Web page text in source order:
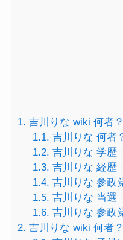
1. 吉川りな wiki 何者
1.1. 吉川りな 何者
1.2. 吉川りな 学歴
1.3. 吉川りな 経歴
1.4. 吉川りな 参政
1.5. 吉川りな 当選
1.6. 吉川りな 参政
2. 吉川りな wiki 何者